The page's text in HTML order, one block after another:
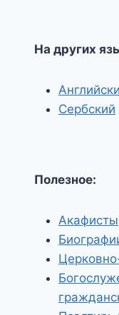
На других
Сербский
Полезное:
Акафисты